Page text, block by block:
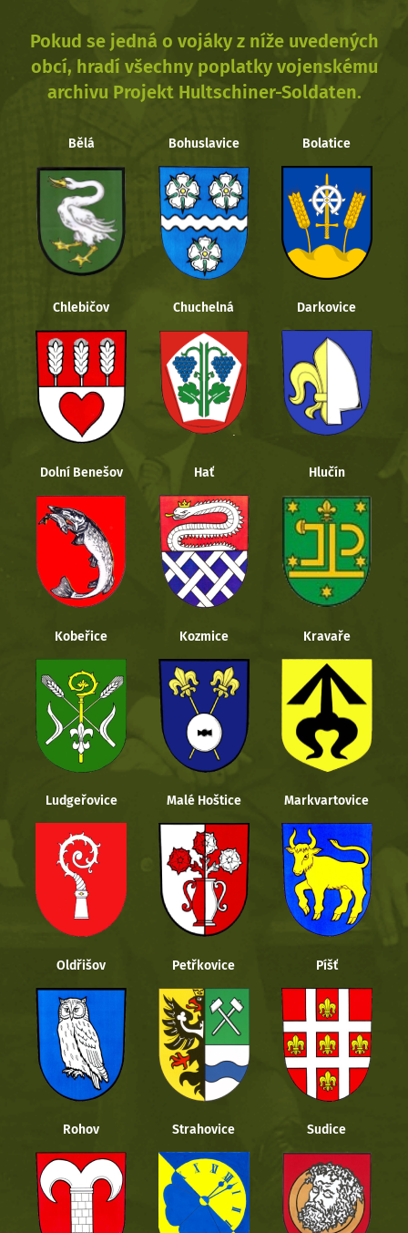
Pokud se jedná o vojáky z níže uvedených
obcí, hradí všechny poplatky vojenskému
archivu Projekt Hultschiner-Soldaten.
Bělá Bohuslavice Bolatice
Chlebičov Chuchelná Darkovice
Dolní Benešov Hať Hlučín
Kobeřice Kozmice Kravaře
Ludgeřovice Malé Hoštice Markvartovice
Oldřišov Petřkovice Píšť
Rohov Strahovice Sudice